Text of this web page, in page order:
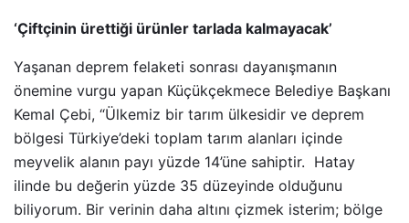
‘Çiftçinin ürettiği ürünler tarlada kalmayacak’
Yaşanan deprem felaketi sonrası dayanışmanın
önemine vurgu yapan Küçükçekmece Belediye Başkanı
Kemal Çebi, “Ülkemiz bir tarım ülkesidir ve deprem
bölgesi Türkiye’deki toplam tarım alanları içinde
meyvelik alanın payı yüzde 14’üne sahiptir. Hatay
ilinde bu değerin yüzde 35 düzeyinde olduğunu
biliyorum. Bir verinin daha altını çizmek isterim; bölge